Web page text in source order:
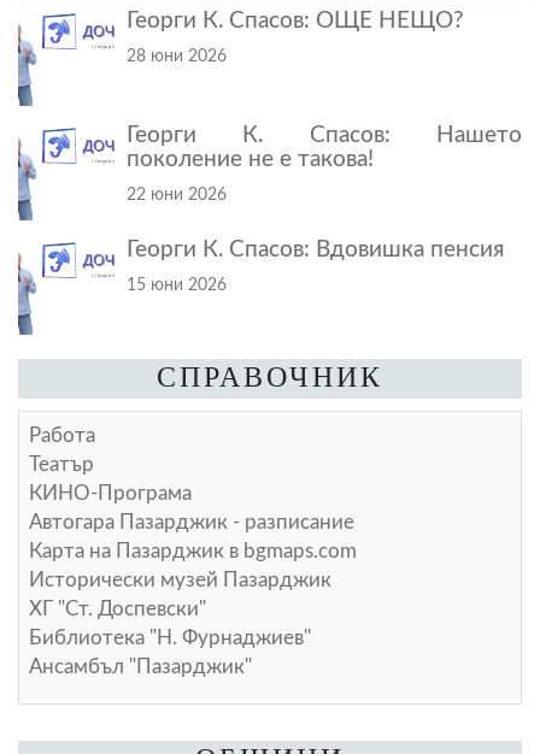
Георги К. Спасов: ОЩЕ НЕЩО?
28 юни 2026
Георги К. Спасов: Нашето
поколение не е такова!
22 юни 2026
Георги К. Спасов: Вдовишка пенсия
15 юни 2026
СПРАВОЧНИК
Работа
Театър
КИНО-Програма
Автогара Пазарджик - разписание
Карта на Пазарджик в bgmaps.com
Исторически музей Пазарджик
ХГ "Ст. Доспевски"
Библиотека "Н. Фурнаджиев"
Ансамбъл "Пазарджик"